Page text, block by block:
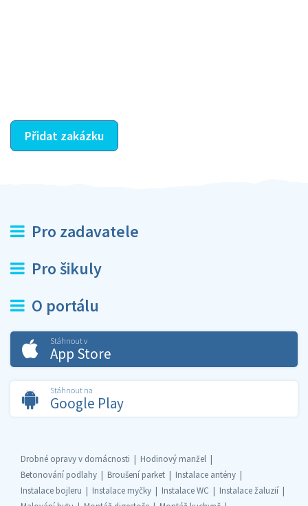
Přidat zakázku
Pro zadavatele
Pro šikuly
O portálu
Stáhnout v
App Store
Stáhnout na
Google Play
Drobné opravy v domácnosti
Hodinový manžel
Betonování podlahy
Broušení parket
Instalace antény
Instalace bojleru
Instalace myčky Instalace WC
Instalace žaluzií